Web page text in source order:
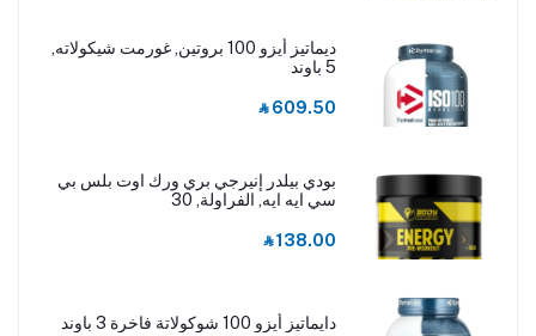
ديماتيز أيزو 100 بروتين, غورمت شيكولاته,
5 باوند
‎⃁ 609.50
بودي بيلدر إنيرجي بري ورك اوت بلس بي
سي ايه ايه, الفراولة, 30
‎⃁ 138.00
دايماتيز أيزو 100 شوكولاتة فاخرة 3 باوند